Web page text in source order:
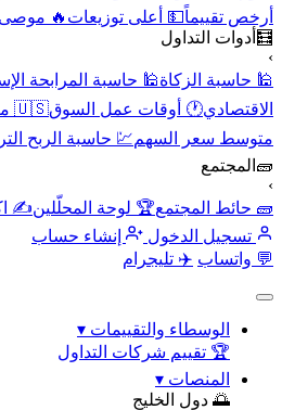
أرخص تقييماً💵 أعلى توزيعات 🔥 موصى
🧮 أدوات التداول
›
🕌 حاسبة الزكاة🕌 حاسبة المرابحة
الاقتصادي🕐 أوقات عمل السوق🇺🇸 متى يفتح السوق الأمريكي؟
متوسط سعر السهم💹 حاسبة الربح
🧱 المجتمع
›
🧱 حائط المجتمع🏆 لوحة المحلّلين✍️
تسجيل الدخول
إنشاء حساب
💬 واتساب ✈️ تليجرام
الوسطاء والتقييمات ▾
🏆 تقييم شركات التداول
المنصات ▾
🌅 دول الخليج